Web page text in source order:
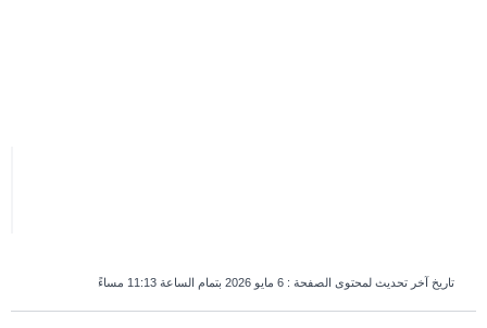
تاريخ آخر تحديث لمحتوى الصفحة : 6 مايو 2026 بتمام الساعة 11:13 مساءً